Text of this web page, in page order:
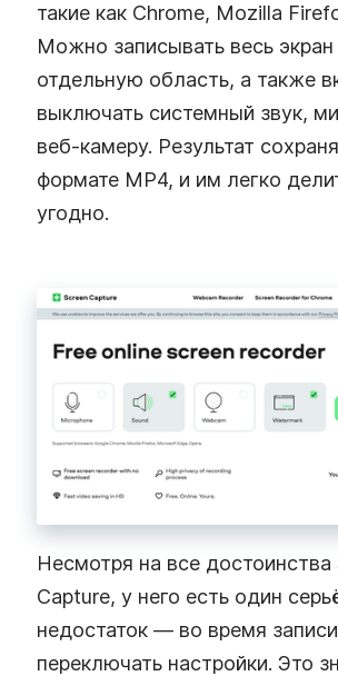
такие как Chrome, Mozilla
Можно записывать весь экран
отдельную область, а также
выключать системный звук,
веб‑камеру. Результат
формате MP4, и им легко
угодно.
Несмотря на все достоинства
Capture, у него есть один
недостаток — во время
переключать настройки. Это